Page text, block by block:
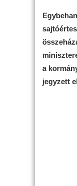
a
jegyzett